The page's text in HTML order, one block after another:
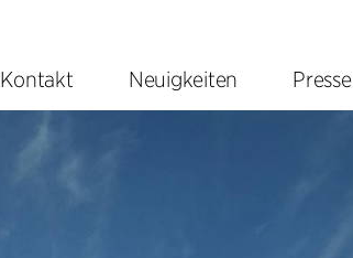
Kontakt Neuigkeiten Presse